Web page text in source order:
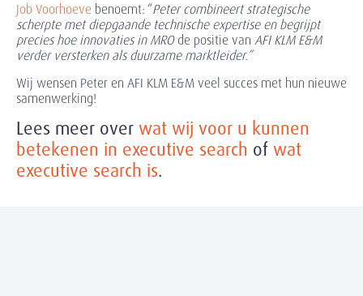
Job Voorhoeve benoemt: “Peter combineert strategische
scherpte met diepgaande technische expertise en begrijpt
precies hoe innovaties in MROde positie van AFI KLM E&M
verder versterken als duurzame marktleider.”
Wij wensen Peter en AFI KLM E&M veel succes met hun nieuwe
samenwerking!
Lees meer over wat wij voor u kunnen
betekenen in executive search of wat
executive search is.